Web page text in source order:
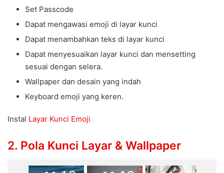
Set Passcode
Dapat mengawasi emoji di layar kunci
Dapat menambahkan teks di layar kunci
Dapat menyesuaikan layar kunci dan mensetting
sesuai dengan selera.
Wallpaper dan desain yang indah
Keyboard emoji yang keren.
Instal Layar Kunci Emoji
2. Pola Kunci Layar & Wallpaper